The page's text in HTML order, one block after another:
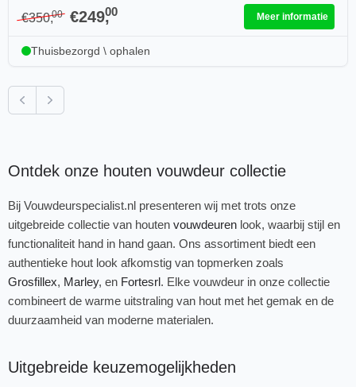
€350,00 €249,
00 Meer informatie
Thuisbezorgd \ ophalen
PreviousNext
Ontdek onze houten vouwdeur collectie
Bij Vouwdeurspecialist.nl presenteren wij met trots onze
uitgebreide collectie van houten vouwdeuren look, waarbij stijl en
functionaliteit hand in hand gaan. Ons assortiment biedt een
authentieke hout look afkomstig van topmerken zoals
Grosfillex, Marley, en Fortesrl. Elke vouwdeur in onze collectie
combineert de warme uitstraling van hout met het gemak en de
duurzaamheid van moderne materialen.
Uitgebreide keuzemogelijkheden